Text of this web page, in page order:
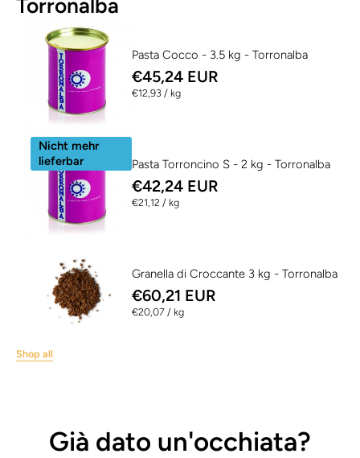
Torronalba
Pasta Cocco - 3.5 kg - Torronalba
€45,24 EUR
€12,93 / per
kg
Nicht mehr
lieferbar
Pasta Torroncino S - 2 kg - Torronalba
€42,24 EUR
€21,12 / per
kg
Granella di Croccante 3 kg - Torronalba
€60,21 EUR
€20,07 / per
kg
Shop all
Già dato un'occhiata?